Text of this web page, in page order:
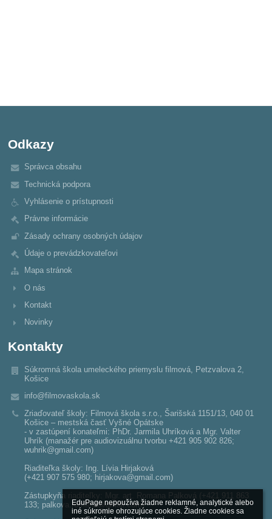
EduPage nepoužíva žiadne reklamné, analytické alebo
iné súkromie ohrozujúce cookies. Žiadne cookies sa
Odkazy
Správca obsahu
Technická podpora
Vyhlásenie o prístupnosti
Právne informácie
Zásady ochrany osobných údajov
Údaje o prevádzkovateľovi
Mapa stránok
O nás
Kontakt
Novinky
Kontakty
Súkromná škola umeleckého priemyslu filmová, Petzvalova 2,
Košice
info@filmovaskola.sk
Zriaďovateľ školy: Filmová škola s.r.o., Šarišská 1151/13, 040 01
Košice – mestská časť Vyšné Opátske
- v zastúpení konateľmi: PhDr. Jarmila Uhríková a Mgr. Valter
Uhrík (manažér pre audiovizuálnu tvorbu +421 905 902 826;
wuhrik@gmail.com)
Riaditeľka školy: Ing. Lívia Hirjaková
(+421 907 575 980; hirjakova@gmail.com)
Zástupkyňa riaditeľky: Mgr. art. Romana Palková (+421 911 863
133; palkova.romana@gmail.com)